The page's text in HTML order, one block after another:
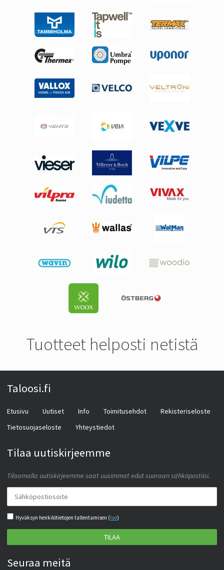
Tuotteet helposti netistä
Taloosi.fi
Etusivu Uutiset Info Toimitusehdot
Rekisteriseloste
Tietosuojaseloste
Yhteystiedot
Tilaa uutiskirjeemme
Tilaamalla uutiskirjeemme saat uusimmat edut suoraan sähköpostiisi.
Hyväksyn henkilötietojen tallentamisen (lue)
TILAA
Seuraa meitä